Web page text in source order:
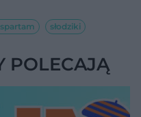
słodziki
POLECAJĄ